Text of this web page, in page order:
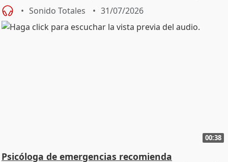
Sonido Totales 31/07/2026
00:38
Psicóloga de emergencias recomienda